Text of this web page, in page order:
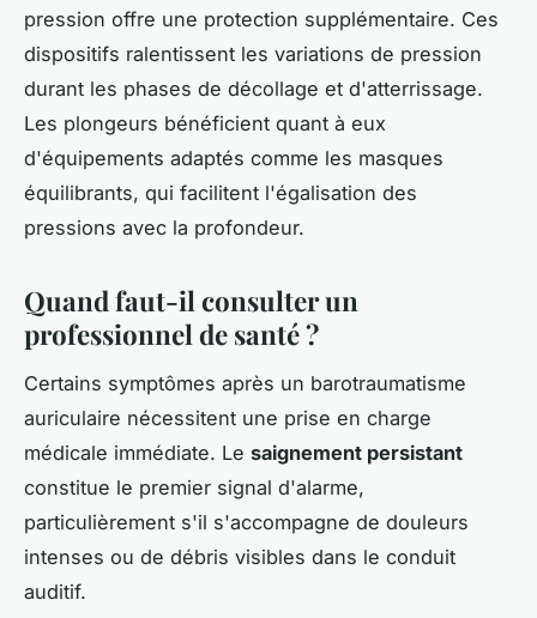
pression offre une protection supplémentaire. Ces
dispositifs ralentissent les variations de pression
durant les phases de décollage et d'atterrissage.
Les plongeurs bénéficient quant à eux
d'équipements adaptés comme les masques
équilibrants, qui facilitent l'égalisation des
pressions avec la profondeur.
Quand faut-il consulter un
professionnel de santé ?
Certains symptômes après un barotraumatisme
auriculaire nécessitent une prise en charge
médicale immédiate. Le saignement persistant
constitue le premier signal d'alarme,
particulièrement s'il s'accompagne de douleurs
intenses ou de débris visibles dans le conduit
auditif.